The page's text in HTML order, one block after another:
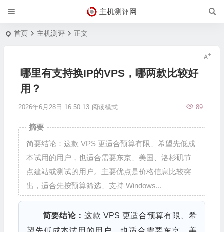
主机测评网
首页 主机测评 正文
哪里有支持换IP的VPS，哪两款比较好
用？
2026年6月28日 16:50:13 89
阅读模式
摘要
简要结论：这款 VPS 更适合预算有限、希望先低成
本试用的用户，也适合需要东京、美国、洛杉矶节
点建站或测试的用户。主要优点是价格信息比较突
出，适合先按预算筛选、支持 Windows...
简要结论： 这款 VPS 更适合预算有限、希